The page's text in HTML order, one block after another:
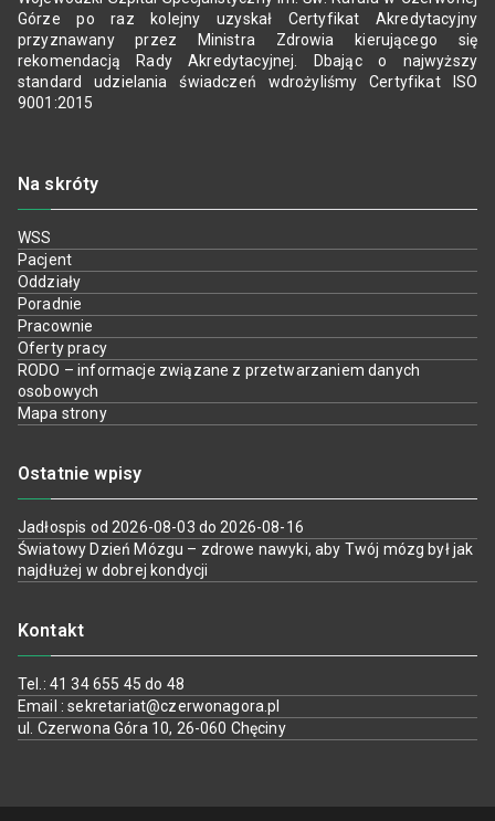
Górze po raz kolejny uzyskał Certyfikat Akredytacyjny
przyznawany przez Ministra Zdrowia kierującego się
rekomendacją Rady Akredytacyjnej. Dbając o najwyższy
standard udzielania świadczeń wdrożyliśmy Certyfikat ISO
9001:2015
Na skróty
WSS
Pacjent
Oddziały
Poradnie
Pracownie
Oferty pracy
RODO – informacje związane z przetwarzaniem danych
osobowych
Mapa strony
Ostatnie wpisy
Jadłospis od 2026-08-03 do 2026-08-16
Światowy Dzień Mózgu – zdrowe nawyki, aby Twój mózg był jak
najdłużej w dobrej kondycji
Kontakt
Tel.: 41 34 655 45 do 48
Email : sekretariat@czerwonagora.pl
ul. Czerwona Góra 10, 26-060 Chęciny